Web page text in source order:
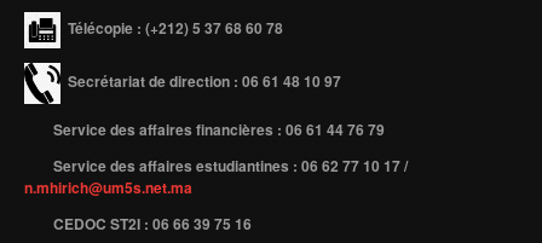
Publications indexées
Progression des Publications
Manifestations Scientifiques
Télécopie : (+212) 5 37 68 60 78
Secrétariat de direction : 06 61 48 10 97
Service des affaires financières : 06 61 44 76 79
Service des affaires estudiantines : 06 62 77 10 17 /
n.mhirich@um5s.net.ma
CEDOC ST2I : 06 66 39 75 16